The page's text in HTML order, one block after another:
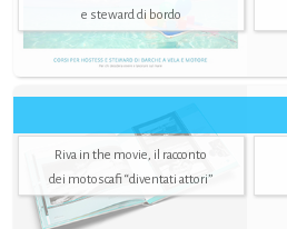
e steward di bordo
Riva in the movie, il racconto
dei motoscafi “diventati attori”